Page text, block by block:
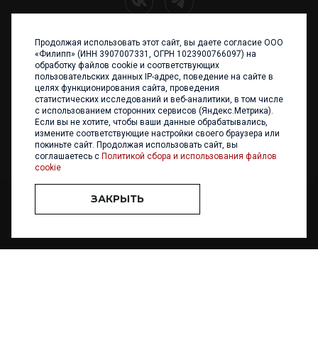
+7 (4012) 960 898
236017 Калининград,
ул. Каштановая аллея, 47
Телефон: +7 4012 960 898,
+7 4012 960 856
Написать нам
ООО «ФИЛИПП» © 2013 - 2026. Все права защищены
Разработка и
Продолжая использовать этот сайт, вы даете согласие ООО
«Филипп» (ИНН 3907007331, ОГРН 1023900766097) на
обработку файлов cookie и соответствующих
пользовательских данных IP-адрес, поведение на сайте в
целях функционирования сайта, проведения
статистических исследований и веб-аналитики, в том числе
с использованием сторонних сервисов (Яндекс.Метрика).
Если вы не хотите, чтобы ваши данные обрабатывались,
измените соответствующие настройки своего браузера или
покиньте сайт. Продолжая использовать сайт, вы
соглашаетесь с Политикой сбора и использования файлов
cookie
ЗАКРЫТЬ